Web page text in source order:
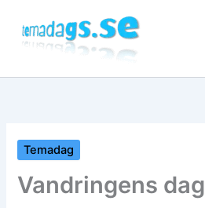
innehåll
Temadag
Vandringens dag